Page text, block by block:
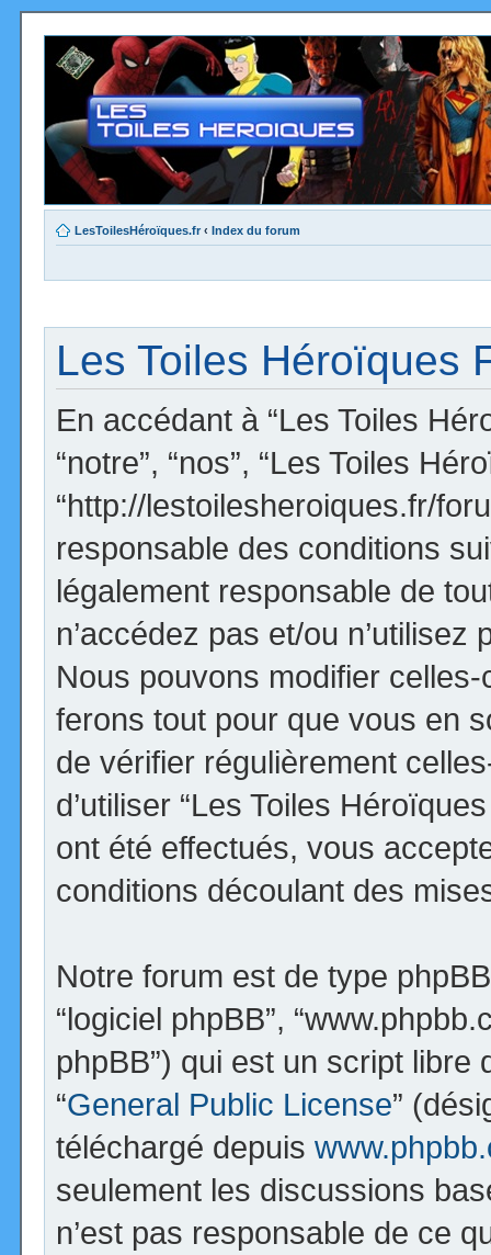
LesToilesHéroïques.fr ‹ Index du forum
Les Toiles Héroïques
En accédant à “Les Toiles
“notre”, “nos”, “Les Toiles
“http://lestoilesheroiques.fr/
responsable des conditions
légalement responsable de
n’accédez pas et/ou n’utilisez
Nous pouvons modifier
ferons tout pour que vous en
de vérifier régulièrement
d’utiliser “Les Toiles
ont été effectués, vous
conditions découlant des
Notre forum est de type phpBB
“logiciel phpBB”,
phpBB”) qui est un script
“General Public License”
téléchargé depuis
seulement les discussions
n’est pas responsable de ce